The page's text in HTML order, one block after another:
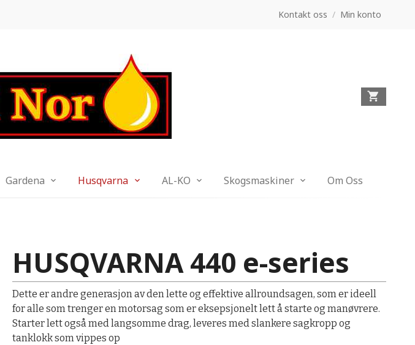
Kontakt oss / Min konto
Gardena Husqvarna AL-KO Skogsmaskiner Om Oss
Next
HUSQVARNA 440 e-series
Dette er andre generasjon av den lette og effektive allroundsagen, som er ideell
for alle som trenger en motorsag som er eksepsjonelt lett å starte og manøvrere.
Starter lett også med langsomme drag, leveres med slankere sagkropp og
tanklokk som vippes op